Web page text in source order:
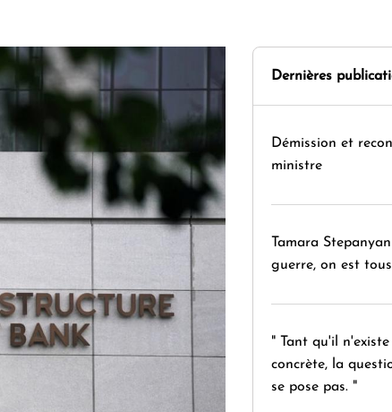
Dernières
Démission et
ministre
Tamara
guerre, on est
" Tant qu'il
concrète, la
se pose pas. "